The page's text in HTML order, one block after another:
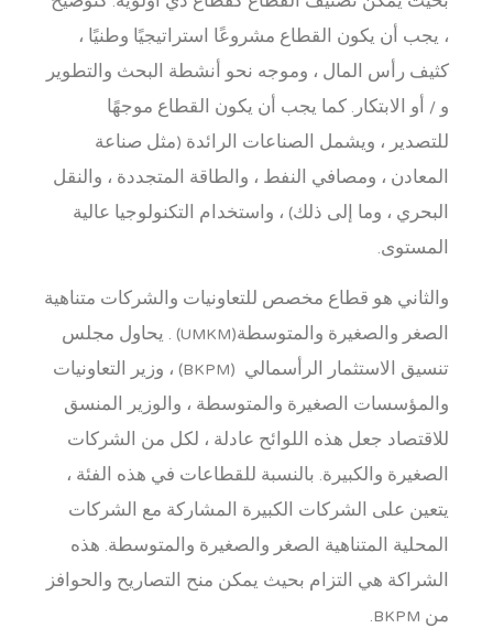
، يجب أن يكون القطاع مشروعًا استراتيجيًا وطنيًا ،
كثيف رأس المال ، وموجه نحو أنشطة البحث والتطوير
و / أو الابتكار. كما يجب أن يكون القطاع موجهًا
للتصدير ، ويشمل الصناعات الرائدة (مثل صناعة
المعادن ، ومصافي النفط ، والطاقة المتجددة ، والنقل
البحري ، وما إلى ذلك) ، واستخدام التكنولوجيا عالية
المستوى.
والثاني هو قطاع مخصص للتعاونيات والشركات متناهية
الصغر والصغيرة والمتوسطة(UMKM) . يحاول مجلس
تنسيق الاستثمار الرأسمالي (BKPM) ، وزير التعاونيات
والمؤسسات الصغيرة والمتوسطة ، والوزير المنسق
للاقتصاد جعل هذه اللوائح عادلة ، لكل من الشركات
الصغيرة والكبيرة. بالنسبة للقطاعات في هذه الفئة ،
يتعين على الشركات الكبيرة المشاركة مع الشركات
المحلية المتناهية الصغر والصغيرة والمتوسطة. هذه
الشراكة هي التزام بحيث يمكن منح التصاريح والحوافز
من BKPM.